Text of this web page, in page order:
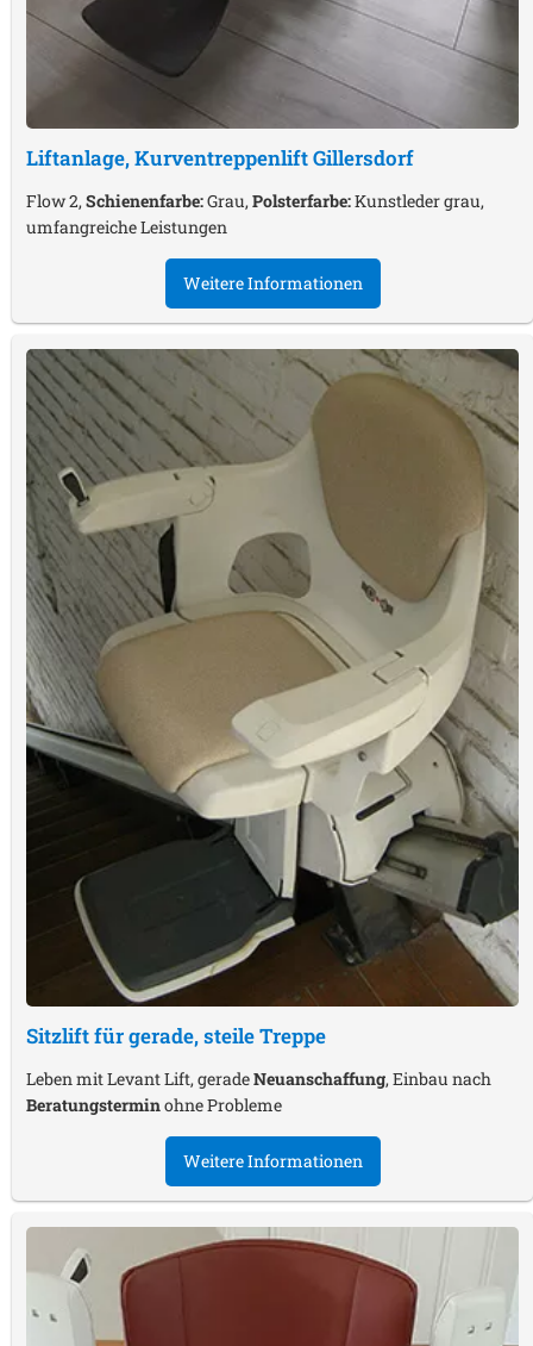
Liftanlage, KurventreppenliftGillersdorf
Flow 2,Schienenfarbe:Grau,Polsterfarbe:Kunstleder grau,
umfangreiche Leistungen
Weitere Informationen
Sitzlift für gerade, steile Treppe
Leben mit Levant Lift, geradeNeuanschaffung, Einbau nach
Beratungsterminohne Probleme
Weitere Informationen